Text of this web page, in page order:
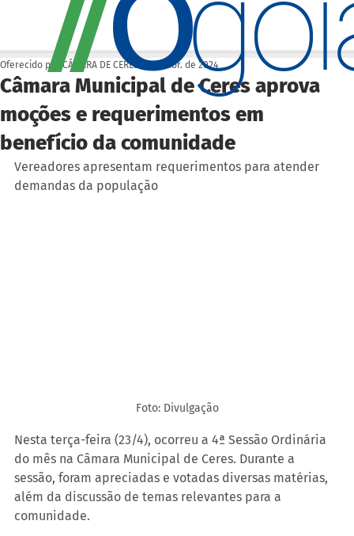
Câmara Municipal de Ceres aprova
moções e requerimentos em
benefício da comunidade
Oferecido por CÂMARA DE CERES 24 de abr. de 2024
Vereadores apresentam requerimentos para atender
demandas da população
Foto: Divulgação
Nesta terça-feira (23/4), ocorreu a 4ª Sessão Ordinária
do mês na Câmara Municipal de Ceres. Durante a
sessão, foram apreciadas e votadas diversas matérias,
além da discussão de temas relevantes para a
comunidade.